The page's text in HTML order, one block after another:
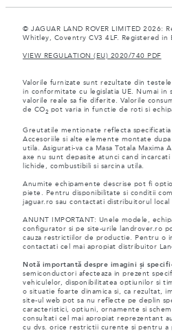
© JAGUAR LAND ROVER LIMITED 2026:
Whitley, Coventry CV3 4LF. Registered in
VIEW REGULATION (EU) 2020/740 PDF
Valorile furnizate sunt rezultate din
in conformitate cu legislatia UE. Numai in
valorile reale sa fie diferite. Valorile
de CO2 pot varia in functie de roti si
Greutatile mentionate reflecta specificatia
Accesoriile si alte elemente montate
utila. Asigurati-va ca Masa Totala Maxima
axe nu sunt depasite atunci cand
lichide, combustibili si sarcina utila.
Anumite echipamente descrise pot fi
piete. Pentru disponibilitate si conditii
jaguar.ro sau contactati distribuitorul local
ANUNT IMPORTANT: Unele modele,
configurator si pe site-urile landrover.ro
cauza restrictiilor de productie. Pentru o
contactati cel mai apropiat distribuitor
Notă importantă despre imagini și
semiconductori afecteaza in prezent
vehiculelor, disponibilitatea optiunilor si
o situatie foarte dinamica si, ca rezultat,
site-ul web pot sa nu reflecte pe deplin
caracteristici, optiuni, ornamente si
consultati cel mai apropiat reprezentant
cu dvs. orice restrictii curente si pentru a